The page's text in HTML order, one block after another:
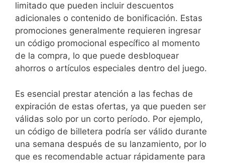
limitado que pueden incluir descuentos
adicionales o contenido de bonificación. Estas
promociones generalmente requieren ingresar
un código promocional específico al momento
de la compra, lo que puede desbloquear
ahorros o artículos especiales dentro del juego.
Es esencial prestar atención a las fechas de
expiración de estas ofertas, ya que pueden ser
válidas solo por un corto período. Por ejemplo,
un código de billetera podría ser válido durante
una semana después de su lanzamiento, por lo
que es recomendable actuar rápidamente para